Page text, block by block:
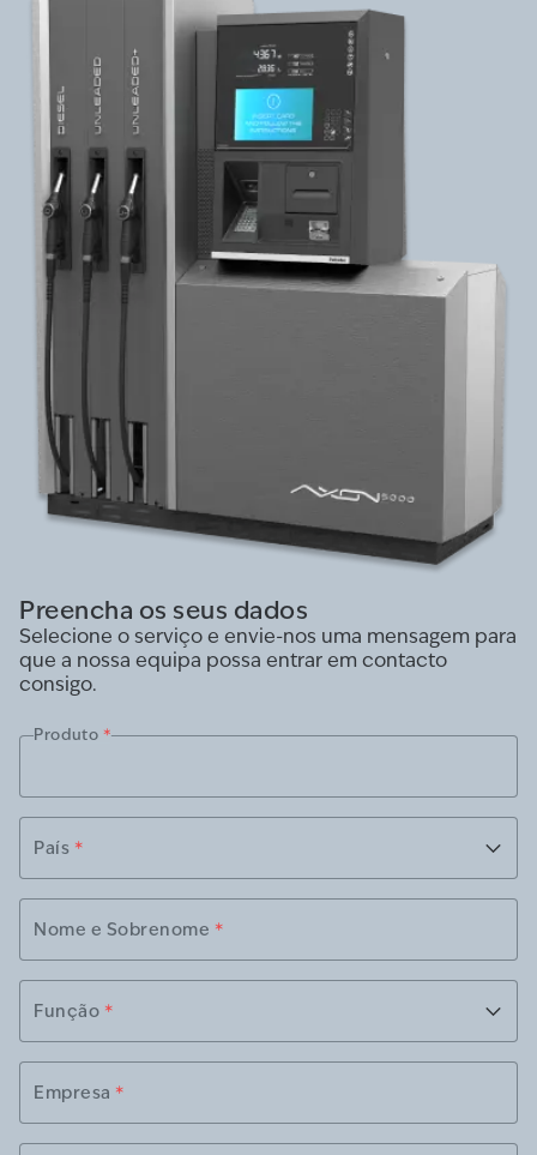
Preencha os seus dados
Selecione o serviço e envie-nos uma mensagem para
que a nossa equipa possa entrar em contacto
consigo.
Produto *
País *
Nome e Sobrenome *
Função *
Empresa *